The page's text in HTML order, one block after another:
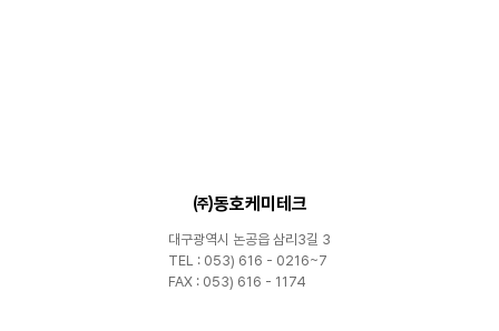
㈜동호케미테크
대구광역시 논공읍 삼리3길 3
TEL : 053) 616 - 0216~7
FAX : 053) 616 - 1174